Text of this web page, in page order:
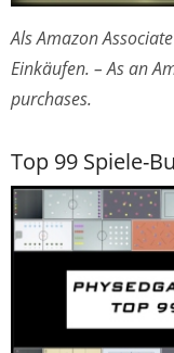
Als Amazon
Einkäufen. – As an
purchases.
Top 99 Spiele-